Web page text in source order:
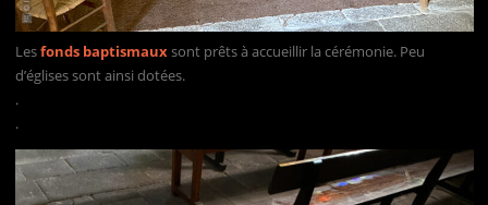
Lesfonds baptismauxsont prêts à accueillir la cérémonie. Peu
d’églises sont ainsi dotées.
.
.